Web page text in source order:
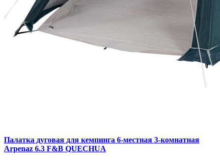
Палатка дуговая для кемпинга 6-местная 3-комнатная
Arpenaz 6.3 F&B QUECHUA